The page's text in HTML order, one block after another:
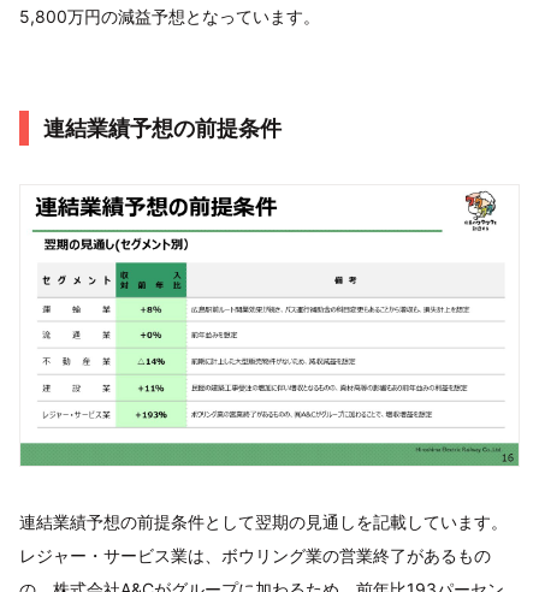
5,800万円の減益予想となっています。
連結業績予想の前提条件
連結業績予想の前提条件として翌期の見通しを記載しています。
レジャー・サービス業は、ボウリング業の営業終了があるもの